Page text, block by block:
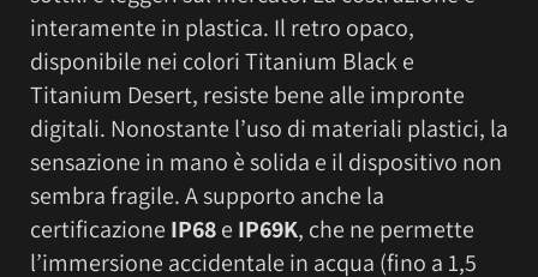
interamente in plastica. Il retro opaco,
disponibile nei colori Titanium Black e
Titanium Desert, resiste bene alle impronte
digitali. Nonostante l’uso di materiali plastici, la
sensazione in mano è solida e il dispositivo non
sembra fragile. A supporto anche la
certificazione IP68e IP69K, che ne permette
l’immersione accidentale in acqua (fino a 1,5